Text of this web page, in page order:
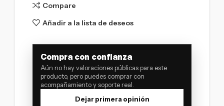
Compare
Añadir a la lista de deseos
Compra con confianza
Aún no hay valoraciones públicas para este
producto, pero puedes comprar con
acompañamiento y soporte real.
Dejar primera opinión